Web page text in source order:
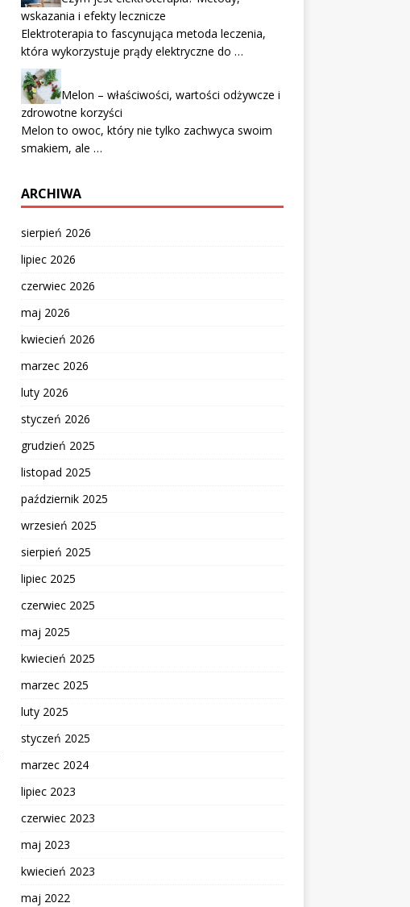
wskazania i efekty lecznicze
Elektroterapia to fascynująca metoda leczenia,
która wykorzystuje prądy elektryczne do …
Melon – właściwości, wartości odżywcze i
zdrowotne korzyści
Melon to owoc, który nie tylko zachwyca swoim
smakiem, ale …
ARCHIWA
sierpień 2026
lipiec 2026
czerwiec 2026
maj 2026
kwiecień 2026
marzec 2026
luty 2026
styczeń 2026
grudzień 2025
listopad 2025
październik 2025
wrzesień 2025
sierpień 2025
lipiec 2025
czerwiec 2025
maj 2025
kwiecień 2025
marzec 2025
luty 2025
styczeń 2025
marzec 2024
lipiec 2023
czerwiec 2023
maj 2023
kwiecień 2023
maj 2022